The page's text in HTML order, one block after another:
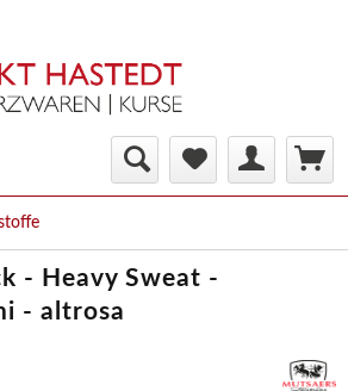
- Heavy Sweat -
- altrosa